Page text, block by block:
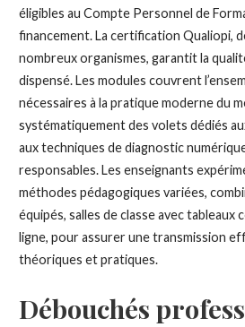
éligibles au Compte Personnel de
financement. La certification Qualiopi,
nombreux organismes, garantit la
dispensé. Les modules couvrent
nécessaires à la pratique moderne du
systématiquement des volets dédiés
aux techniques de diagnostic
responsables. Les enseignants
méthodes pédagogiques variées,
équipés, salles de classe avec tableaux
ligne, pour assurer une transmission
théoriques et pratiques.
Débouchés